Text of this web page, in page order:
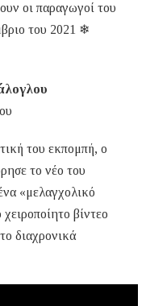
οι παραγωγοί του
του 2021 ❄
του εκπομπή, ο
το νέο του
«μελαγχολικό
βίντεο
διαχρονικά